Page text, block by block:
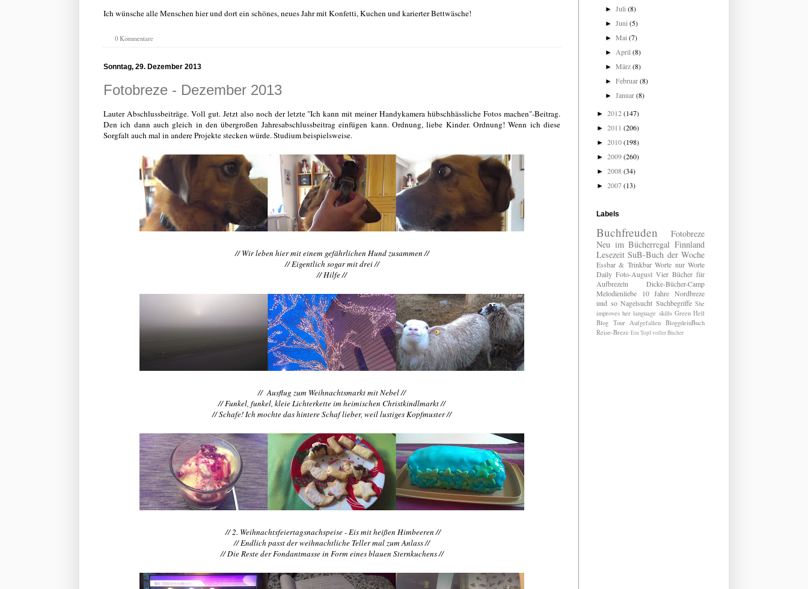
Ich wünsche alle Menschen hier und dort ein schönes, neues Jahr mit Konfetti, Kuchen und karierter Bettwäsche!
0 Kommentare
Sonntag, 29. Dezember 2013
Fotobreze - Dezember 2013
Lauter Abschlussbeiträge. Voll gut. Jetzt also noch der letzte "Ich kann mit meiner Handykamera hübschhässliche Fotos machen"-Beitrag.
Den ich dann auch gleich in den übergroßen Jahresabschlussbeitrag einfügen kann. Ordnung, liebe Kinder. Ordnung! Wenn ich diese
Sorgfalt auch mal in andere Projekte stecken würde. Studium beispielsweise.
// Wir leben hier mit einem gefährlichen Hund zusammen //
// Eigentlich sogar mit drei //
// Hilfe //
// Ausflug zum Weihnachtsmarkt mit Nebel //
// Funkel, funkel, kleie Lichterkette im heimischen Christkindlmarkt //
// Schafe! Ich mochte das hintere Schaf lieber, weil lustiges Kopfmuster //
// 2. Weihnachtsfeiertagsnachspeise - Eis mit heißen Himbeeren //
// Endlich passt der weihnachtliche Teller mal zum Anlass //
// Die Reste der Fondantmasse in Form eines blauen Sternkuchens //
►Juli(8)
►Juni(5)
►Mai(7)
►April(8)
►März(8)
►Februar(8)
►Januar(8)
► 2012(147)
► 2011 (206)
► 2010(198)
► 2009(260)
► 2008(34)
► 2007(13)
Labels
Buchfreuden
Fotobreze
Neu im Bücherregal Finnland
Lesezeit SuB-Buch der Woche
Essbar & Trinkbar Worte nur Worte
Daily Foto-August Vier Bücher für
Aufbrezeln
Dicke-Bücher-Camp
Melodienliebe
10 Jahre Nordbreze
und so Nagelsucht Suchbegriffe She
improves her language skills Green Hell
Blog Tour Aufgefallen BloggdeinBuch
Reise-Breze Ein Topf voller Bücher